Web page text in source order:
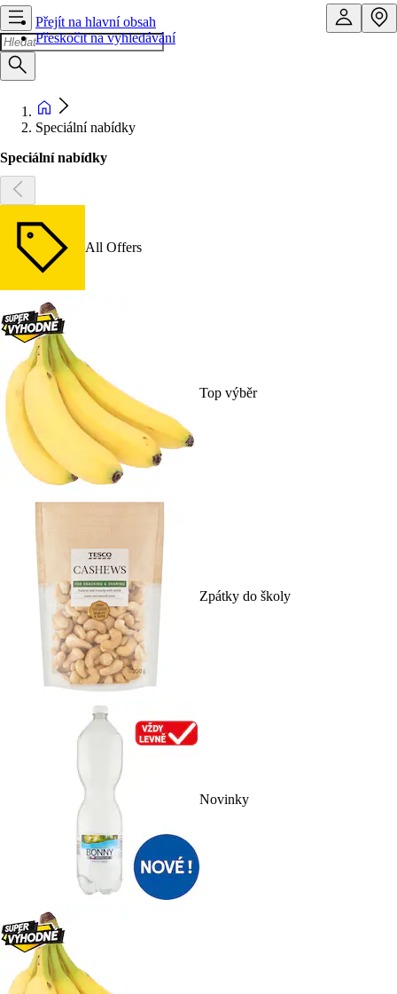
Přejít na hlavní obsah
Přeskočit na vyhledávání
Speciální nabídky
Speciální nabídky
All Offers
Top výběr
Zpátky do školy
Novinky